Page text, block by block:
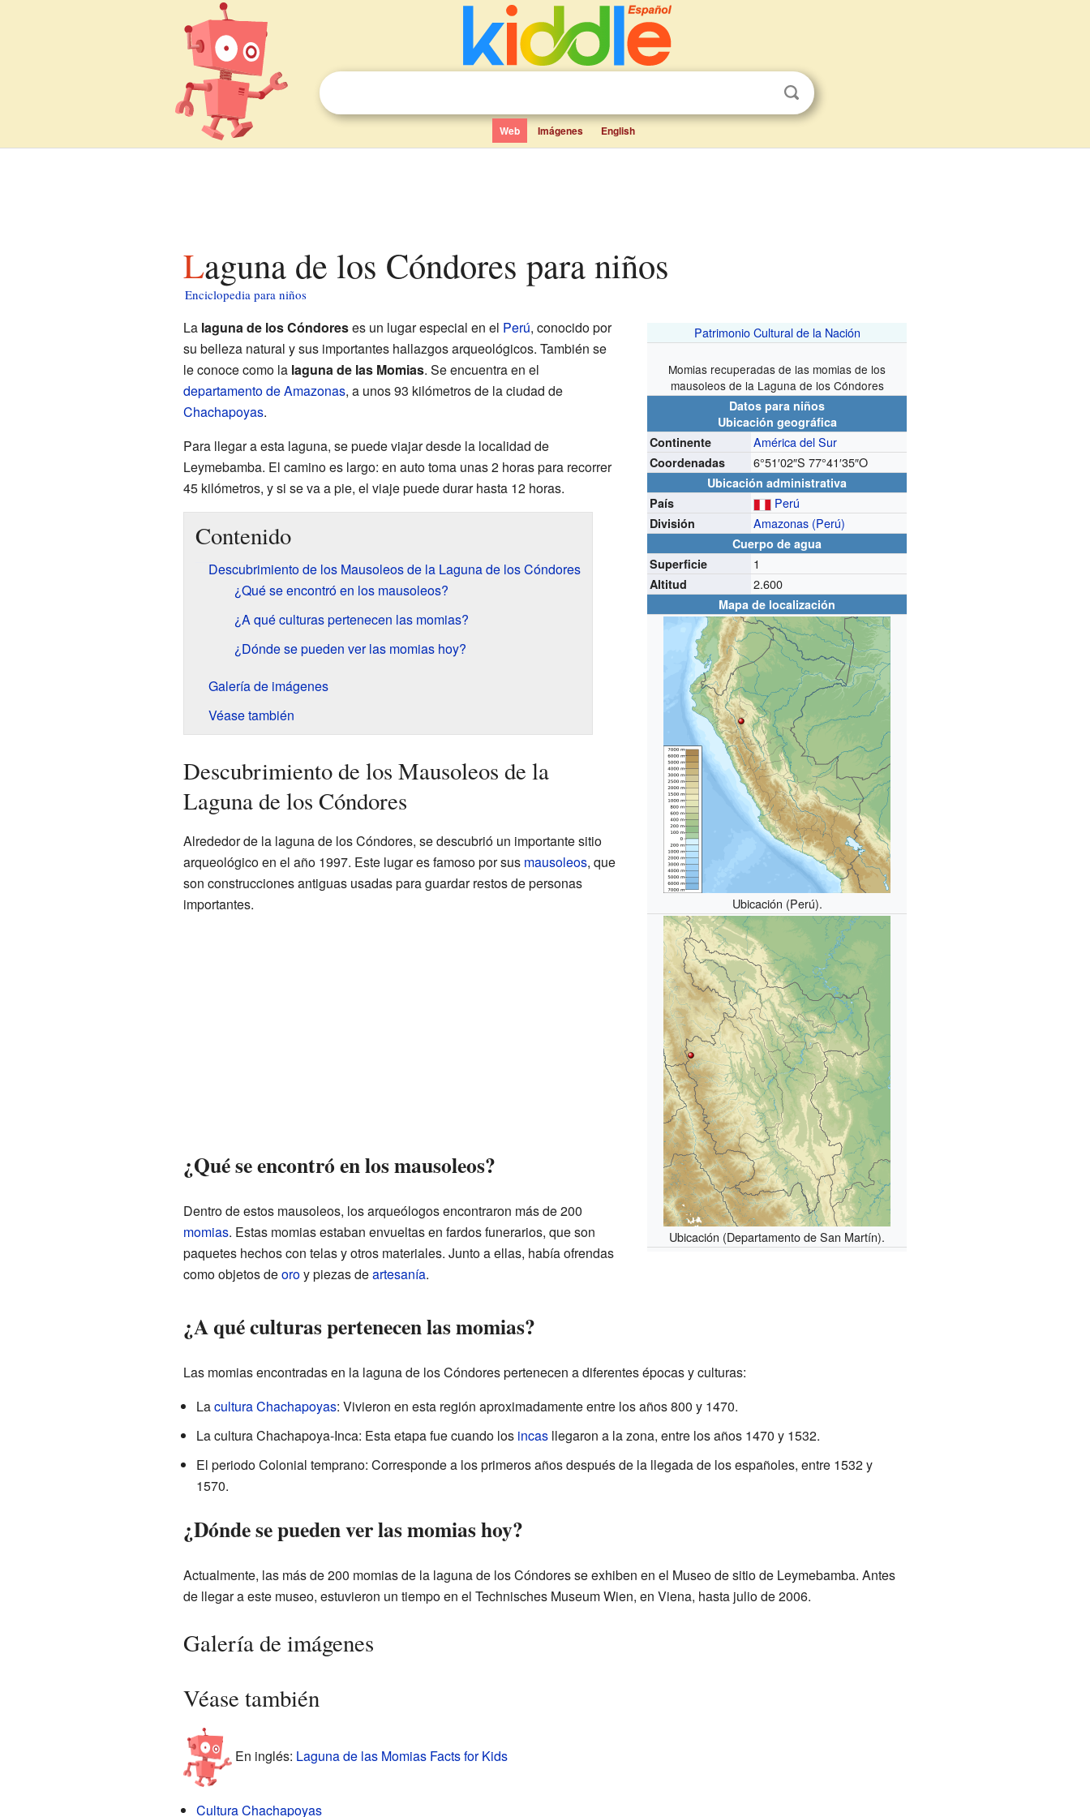
Web Imágenes English
Laguna de los Cóndores para niños
Enciclopedia para niños
Patrimonio Cultural de la Nación
Momias recuperadas de las momias de los
mausoleos de la Laguna de los Cóndores
Datos para niños
Ubicación geográfica
Continente
América del Sur
Coordenadas 6°51′02″S 77°41′35″O
Ubicación administrativa
País
Perú
División Amazonas (Perú)
Cuerpo de agua
Superficie
1
Altitud 2.600
Mapa de localización
Ubicación (Perú).
Ubicación (Departamento de San Martín).
La laguna de los Cóndoreses un lugar especial en el Perú, conocido por
su belleza natural y sus importantes hallazgos arqueológicos. También se
le conoce como la laguna de las Momias. Se encuentra en el
departamento de Amazonas, a unos 93 kilómetros de la ciudad de
Chachapoyas.
Para llegar a esta laguna, se puede viajar desde la localidad de
Leymebamba. El camino es largo: en auto toma unas 2 horas para recorrer
45 kilómetros, y si se va a pie, el viaje puede durar hasta 12 horas.
Contenido
Descubrimiento de los Mausoleos de la Laguna de los Cóndores
¿Qué se encontró en los mausoleos?
¿A qué culturas pertenecen las momias?
¿Dónde se pueden ver las momias hoy?
Galería de imágenes
Véase también
Descubrimiento de los Mausoleos de la
Laguna de los Cóndores
Alrededor de la laguna de los Cóndores, se descubrió un importante sitio
arqueológico en el año 1997. Este lugar es famoso por sus mausoleos, que
son construcciones antiguas usadas para guardar restos de personas
importantes.
¿Qué se encontró en los mausoleos?
Dentro de estos mausoleos, los arqueólogos encontraron más de 200
momias. Estas momias estaban envueltas en fardos funerarios, que son
paquetes hechos con telas y otros materiales. Junto a ellas, había ofrendas
como objetos deoroy piezas deartesanía.
¿A qué culturas pertenecen las momias?
Las momias encontradas en la laguna de los Cóndores pertenecen a diferentes épocas y culturas:
Lacultura Chachapoyas: Vivieron en esta región aproximadamente entre los años 800 y 1470.
La cultura Chachapoya-Inca: Esta etapa fue cuando los incasllegaron a la zona, entre los años 1470 y 1532.
El periodo Colonial temprano: Corresponde a los primeros años después de la llegada de los españoles, entre 1532 y
1570.
¿Dónde se pueden ver las momias hoy?
Actualmente, las más de 200 momias de la laguna de los Cóndores se exhiben en el Museo de sitio de Leymebamba. Antes
de llegar a este museo, estuvieron un tiempo en el Technisches Museum Wien, en Viena, hasta julio de 2006.
Galería de imágenes
Véase también
En inglés: Laguna de las Momias Facts for Kids
Cultura Chachapoyas